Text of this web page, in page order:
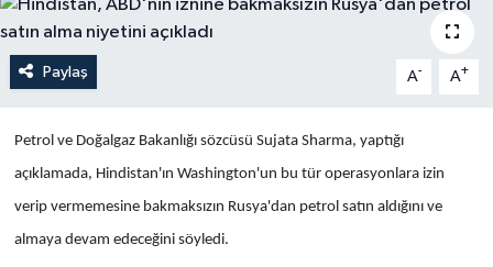
Paylaş A- A+
Petrol ve Doğalgaz Bakanlığı sözcüsü Sujata Sharma, yaptığı
açıklamada, Hindistan'ın Washington'un bu tür operasyonlara izin
verip vermemesine bakmaksızın Rusya'dan petrol satın aldığını ve
almaya devam edeceğini söyledi.
Anali̇z
Bi̇li̇m & Teknoloji̇
Eği̇ti̇m